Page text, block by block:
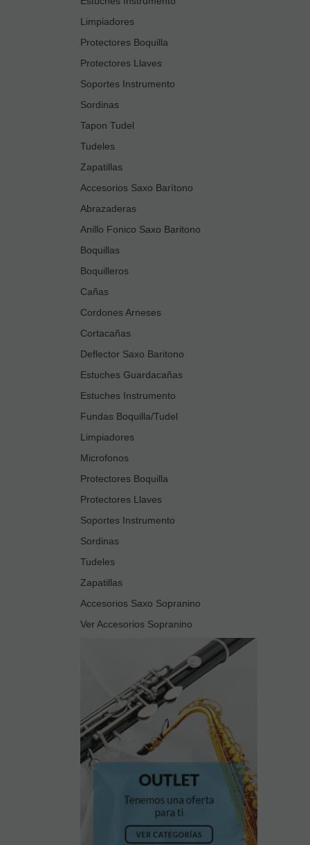
Limpiadores
Protectores Boquilla
Protectores Llaves
Soportes Instrumento
Sordinas
Tapon Tudel
Tudeles
Zapatillas
Accesorios Saxo Barítono
Abrazaderas
Anillo Fonico Saxo Baritono
Boquillas
Boquilleros
Cañas
Cordones Arneses
Cortacañas
Deflector Saxo Baritono
Estuches Guardacañas
Estuches Instrumento
Fundas Boquilla/Tudel
Limpiadores
Microfonos
Protectores Boquilla
Protectores Llaves
Soportes Instrumento
Sordinas
Tudeles
Zapatillas
Accesorios Saxo Sopranino
Ver Accesorios Sopranino